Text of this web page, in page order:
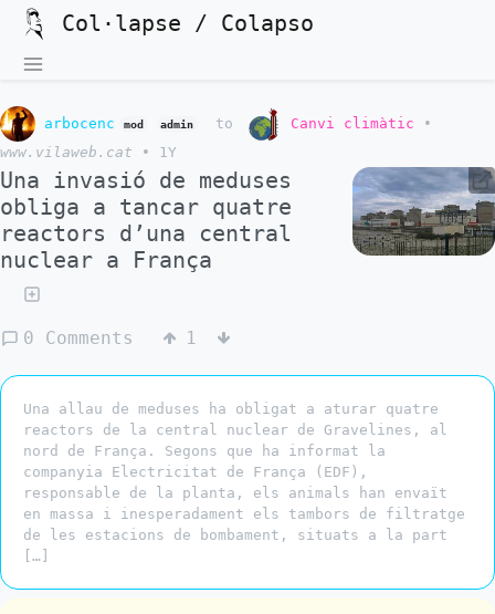
Col·lapse / Colapso
arbocenc mod admin to Canvi climàtic
•
www.vilaweb.cat
• 1Y
Una invasió de meduses
obliga a tancar quatre
reactors d’una central
nuclear a França
0 Comments 1
Una allau de meduses ha obligat a aturar quatre
reactors de la central nuclear de Gravelines, al
nord de França. Segons que ha informat la
companyia Electricitat de França (EDF),
responsable de la planta, els animals han envaït
en massa i inesperadament els tambors de filtratge
de les estacions de bombament, situats a la part
[…]